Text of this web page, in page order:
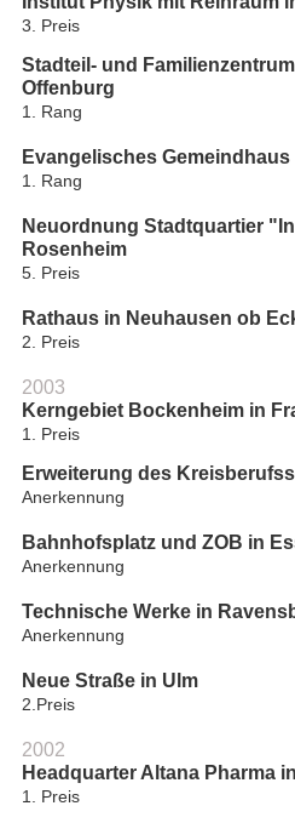
3. Preis
Stadteil- und
Offenburg
1. Rang
Evangelisches
1. Rang
Neuordnung Stadtquartier
Rosenheim
5. Preis
Rathaus in Neuhausen ob
2. Preis
2003
Kerngebiet Bockenheim in
1. Preis
Erweiterung des
Anerkennung
Bahnhofsplatz und ZOB in
Anerkennung
Technische Werke in
Anerkennung
Neue Straße in Ulm
2.Preis
2002
Headquarter Altana Pharma
1. Preis